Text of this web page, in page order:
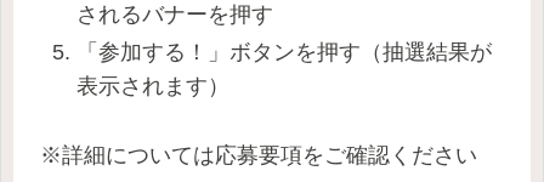
されるバナーを押す
「参加する！」ボタンを押す（抽選結果が
表示されます）
※詳細については応募要項をご確認ください